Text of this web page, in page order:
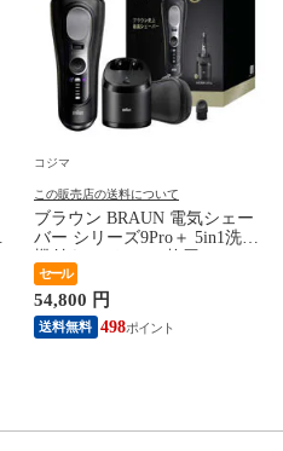
コジマ
この販売店の送料について
ブラウン BRAUN 電気シェー
バー シリーズ9Pro＋ 5in1洗浄
機付きモデル ［4枚刃 /
AC100V-240V］ 9650CC
セール
54,800 円
送料無料 498